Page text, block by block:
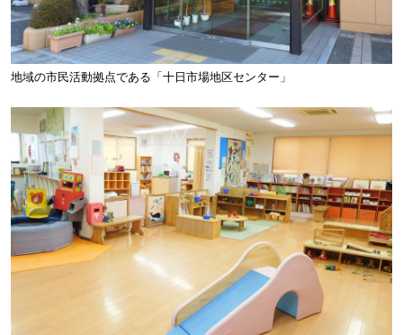
地域の市民活動拠点である「十日市場地区センター」